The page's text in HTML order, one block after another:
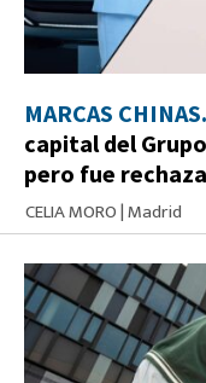
MARCAS CHINAS.
capital del
pero fue
CELIA MORO|Madrid